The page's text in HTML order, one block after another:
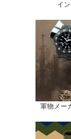
イ
軍物メー